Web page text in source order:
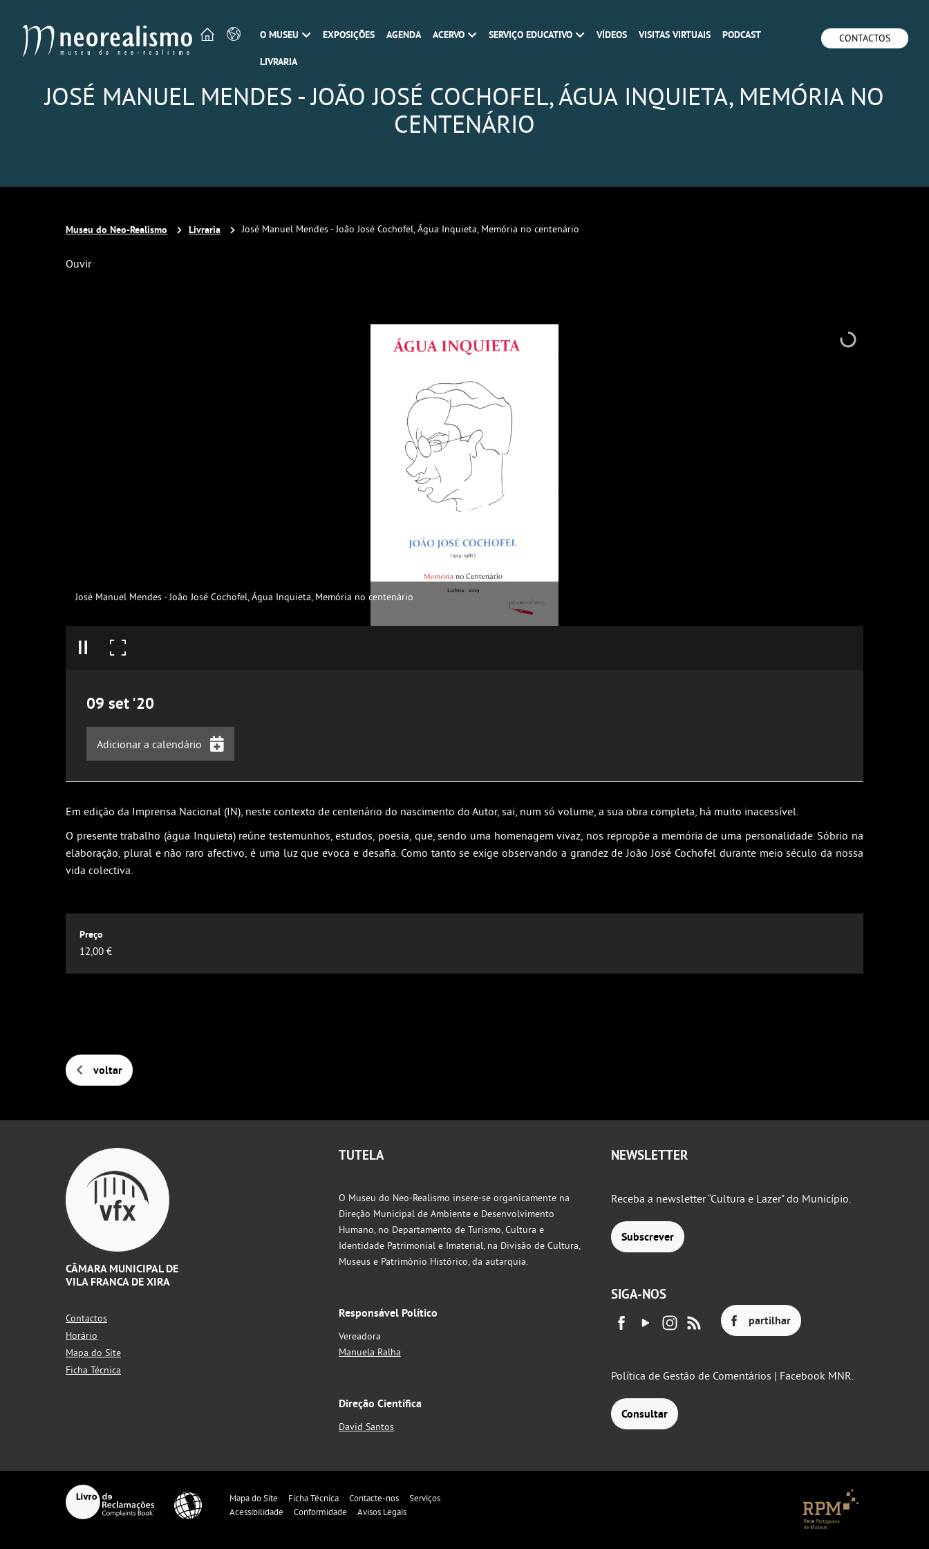
O MUSEU EXPOSIÇÕES AGENDA ACERVO SERVIÇO EDUCATIVO VÍDEOS VISITAS VIRTUAIS PODCAST
LIVRARIA
CONTACTOS
JOSÉ MANUEL MENDES - JOÃO JOSÉ COCHOFEL, ÁGUA INQUIETA, MEMÓRIA NO
CENTENÁRIO
Museu do Neo-Realismo Livraria José Manuel Mendes - João José Cochofel, Água Inquieta, Memória no centenário
Ouvir
José Manuel Mendes - João José Cochofel, Água Inquieta, Memória no centenário
09 set '20
Adicionar a calendário
Outlook
Outlook Online
Yahoo! Calendar
Em edição da Imprensa Nacional (IN), neste contexto de centenário do nascimento do Autor, sai, num só volume, a sua obra completa, há muito inacessível.
O presente trabalho (àgua Inquieta) reúne testemunhos, estudos, poesia, que, sendo uma homenagem vivaz, nos repropõe a memória de uma personalidade. Sóbrio na
elaboração, plural e não raro afectivo, é uma luz que evoca e desafia. Como tanto se exige observando a grandez de João José Cochofel durante meio século da nossa
vida colectiva.
12,00 €
voltar
CÂMARA MUNICIPAL DE
VILA FRANCA DE XIRA
Contactos
Horário
Mapa do Site
Ficha Técnica
TUTELA
O Museu do Neo-Realismo insere-se organicamente na
Direção Municipal de Ambiente e Desenvolvimento
Humano, no Departamento de Turismo, Cultura e
Identidade Patrimonial e Imaterial, na Divisão de Cultura,
Museus e Património Histórico, da autarquia.
Responsável Político
Vereadora
Manuela Ralha
Direção Científica
David Santos
NEWSLETTER
Receba a newsletter “Cultura e Lazer" do Município.
Subscrever
SIGA-NOS
partilhar
Política de Gestão de Comentários | Facebook MNR.
Consultar
Mapa do Site Ficha Técnica Contacte-nos
Serviços
Acessibilidade
Conformidade Avisos Legais